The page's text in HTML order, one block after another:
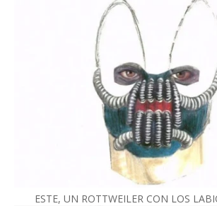
ESTE, UN ROTTWEILER CON LOS